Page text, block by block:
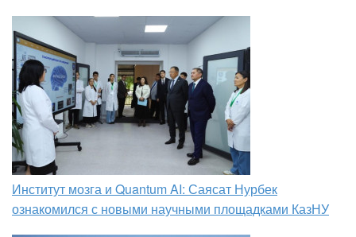
Институт мозга и Quantum AI: Саясат Нурбек
ознакомился с новыми научными площадками КазНУ